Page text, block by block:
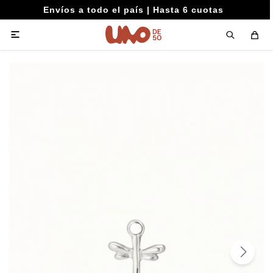
Envíos a todo el país | Hasta 6 cuotas
